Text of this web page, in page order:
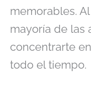
memorables.
mayoría de las
concentrarte
todo el tiempo.